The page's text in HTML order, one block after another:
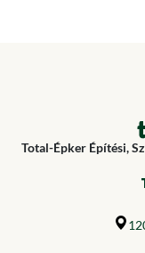
Total-Épker Építési,